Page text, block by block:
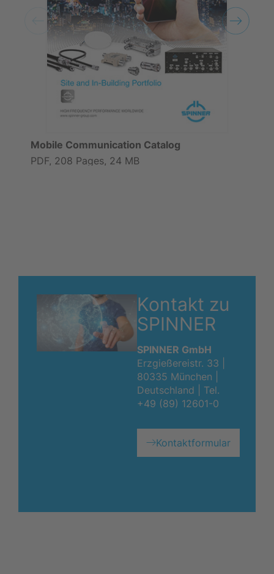
Mobile Communication Catalog
PDF, 208 Pages, 24 MB
Kontakt zu
SPINNER
SPINNER GmbH
Erzgießereistr. 33 |
80335 München |
Deutschland | Tel.
+49 (89) 12601-0
Kontaktformular